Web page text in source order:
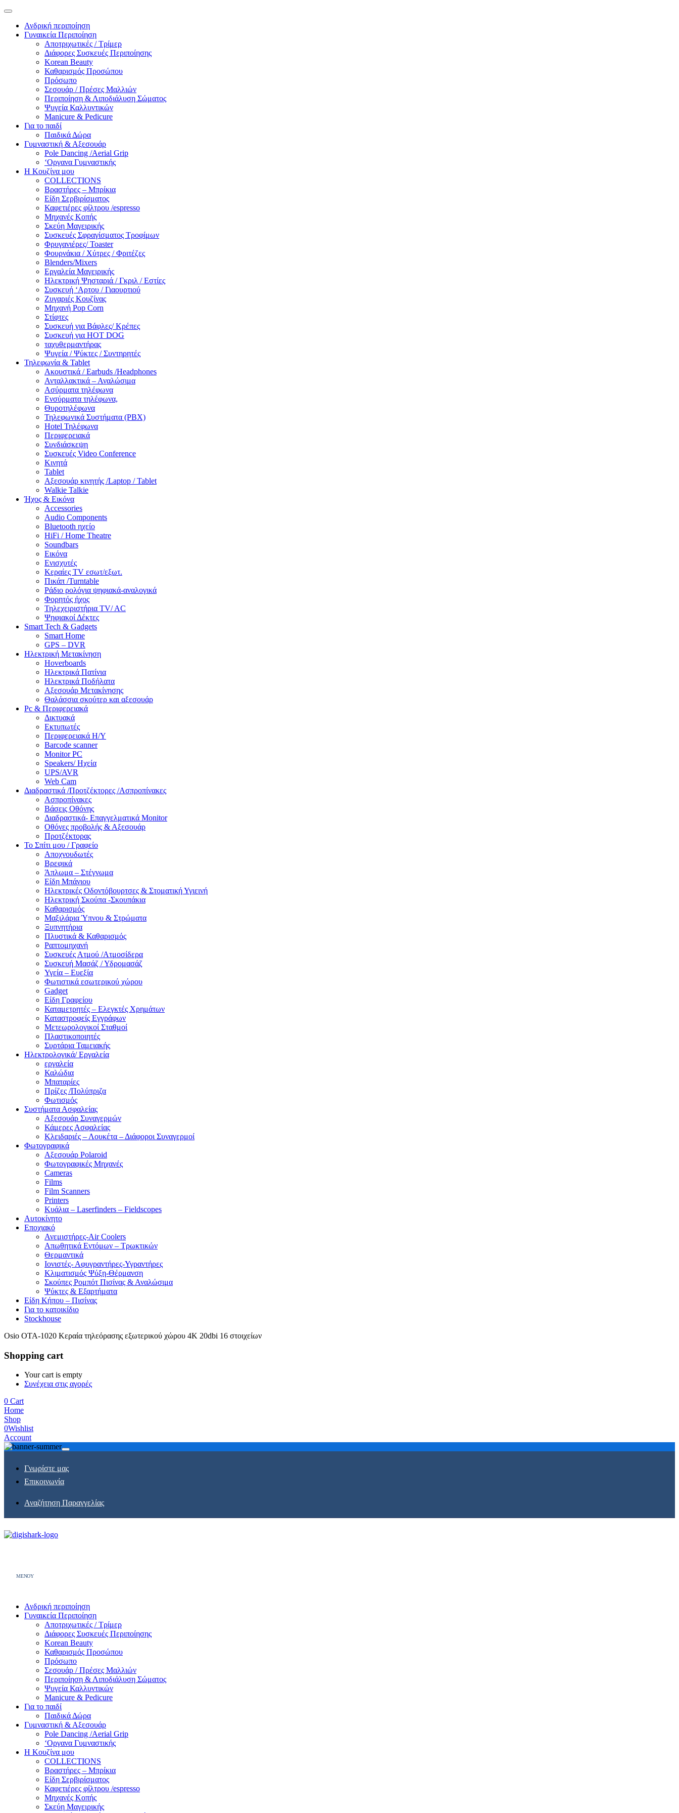
Ανδρική περιποίηση
Γυναικεία Περιποίηση
Αποτριχωτικές / Τρίμερ
Διάφορες Συσκευές Περιποίησης
Korean Beauty
Καθαρισμός Προσώπου
Πρόσωπο
Σεσουάρ / Πρέσες Μαλλιών
Περιποίηση & Λιποδιάλυση Σώματος
Ψυγεία Καλλυντικών
Manicure & Pedicure
Για το παιδί
Παιδικά Δώρα
Γυμναστική & Αξεσουάρ
Pole Dancing /Aerial Grip
‘Οργανα Γυμναστικής
Η Κουζίνα μου
COLLECTIONS
Βραστήρες – Μπρίκια
Είδη Σερβιρίσματος
Καφετιέρες φίλτρου /espresso
Μηχανές Κοπής
Σκεύη Μαγειρικής
Συσκευές Σφραγίσματος Τροφίμων
Φρυγανιέρες/ Toaster
Φουρνάκια / Χύτρες / Φριτέζες
Blenders/Mixers
Εργαλεία Μαγειρικής
Ηλεκτρική Ψησταριά / Γκριλ / Eστίες
Συσκευή ‘Αρτου / Γιαουρτιού
Ζυγαριές Κουζίνας
Μηχανή Pop Corn
Στίφτες
Συσκευή για Βάφλες/ Κρέπες
Συσκευή για HOT DOG
ταχυθερμαντήρας
Ψυγεία / Ψύκτες / Συντηρητές
Τηλεφωνία & Tablet
Ακουστικά / Earbuds /Headphones
Ανταλλακτικά – Αναλώσιμα
Ασύρματα τηλέφωνα
Ενσύρματα τηλέφωνα,
Θυροτηλέφωνα
Τηλεφωνικά Συστήματα (PBX)
Hotel Τηλέφωνα
Περιφερειακά
Συνδιάσκεψη
Συσκευές Video Conference
Κινητά
Tablet
Αξεσουάρ κινητής /Laptop / Tablet
Walkie Talkie
Ήχος & Εικόνα
Accessories
Audio Components
Bluetooth ηχείο
HiFi / Home Theatre
Soundbars
Εικόνα
Ενισχυτές
Κεραίες TV εσωτ/εξωτ.
Πικάπ /Turntable
Ράδιο ρολόγια ψηφιακά-αναλογικά
Φορητός ήχος
Τηλεχειριστήρια TV/ AC
Ψηφιακοί Δέκτες
Smart Tech & Gadgets
Smart Home
GPS – DVR
Ηλεκτρική Μετακίνηση
Hoverboards
Ηλεκτρικά Πατίνια
Ηλεκτρικά Ποδήλατα
Αξεσουάρ Μετακίνησης
Θαλάσσια σκούτερ και αξεσουάρ
Pc & Περιφερειακά
Δικτυακά
Εκτυπωτές
Περιφερειακά Η/Υ
Barcode scanner
Monitor PC
Speakers/ Ηχεία
UPS/AVR
Web Cam
Διαδραστικά /Προτζέκτορες /Ασπροπίνακες
Ασπροπίνακες
Βάσεις Οθόνης
Διαδραστικά- Επαγγελματικά Monitor
Οθόνες προβολής & Αξεσουάρ
Προτζέκτορας
Το Σπίτι μου / Γραφείο
Αποχνουδωτές
Βρεφικά
Άπλωμα – Στέγνωμα
Είδη Μπάνιου
Ηλεκτρικές Οδοντόβουρτσες & Στοματική Υγιεινή
Ηλεκτρική Σκούπα -Σκουπάκια
Καθαρισμός
Μαξιλάρια Ύπνου & Στρώματα
Ξυπνητήρια
Πλυστικά & Καθαρισμός
Ραπτομηχανή
Συσκευές Ατμού /Ατμοσίδερα
Συσκευή Μασάζ / Υδρομασάζ
Υγεία – Ευεξία
Φωτιστικά εσωτερικού χώρου
Gadget
Είδη Γραφείου
Καταμετρητές – Ελεγκτές Χρημάτων
Καταστροφείς Εγγράφων
Μετεωρολογικοί Σταθμοί
Πλαστικοποιητές
Συρτάρια Ταμειακής
Ηλεκτρολογικά/ Εργαλεία
εργαλεία
Καλώδια
Μπαταρίες
Πρίζες /Πολύπριζα
Φωτισμός
Συστήματα Ασφαλείας
Αξεσουάρ Συναγερμών
Κάμερες Ασφαλείας
Κλειδαριές – Λουκέτα – Διάφοροι Συναγερμοί
Φωτογραφικά
Αξεσουάρ Polaroid
Φωτογραφικές Μηχανές
Cameras
Films
Film Scanners
Printers
Κυάλια – Laserfinders – Fieldscopes
Αυτοκίνητο
Εποχιακό
Ανεμιστήρες-Air Coolers
Απωθητικά Εντόμων – Τρωκτικών
Θερμαντικά
Ιονιστές- Αφυγραντήρες-Υγραντήρες
Κλιματισμός Ψύξη-Θέρμανση
Σκούπες Ρομπότ Πισίνας & Αναλώσιμα
Ψύκτες & Εξαρτήματα
Είδη Κήπου – Πισίνας
Για το κατοικίδιο
Stockhouse
Osio OTA-1020 Κεραία τηλεόρασης εξωτερικού χώρου 4Κ 20dbi 16 στοιχείων
Shopping cart
Your cart is empty
Συνέχεια στις αγορές
0 Cart
Home
Shop
0Wishlist
Account
Γνωρίστε μας
Επικοινωνία
Αναζήτηση Παραγγελίας
MENOY
Ανδρική περιποίηση
Γυναικεία Περιποίηση
Αποτριχωτικές / Τρίμερ
Διάφορες Συσκευές Περιποίησης
Korean Beauty
Καθαρισμός Προσώπου
Πρόσωπο
Σεσουάρ / Πρέσες Μαλλιών
Περιποίηση & Λιποδιάλυση Σώματος
Ψυγεία Καλλυντικών
Manicure & Pedicure
Για το παιδί
Παιδικά Δώρα
Γυμναστική & Αξεσουάρ
Pole Dancing /Aerial Grip
‘Οργανα Γυμναστικής
Η Κουζίνα μου
COLLECTIONS
Βραστήρες – Μπρίκια
Είδη Σερβιρίσματος
Καφετιέρες φίλτρου /espresso
Μηχανές Κοπής
Σκεύη Μαγειρικής